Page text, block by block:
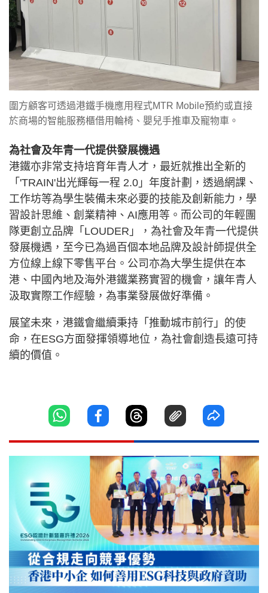
圍方顧客可透過港鐵手機應用程式MTR Mobile預約或直接
於商場的智能服務櫃借用輪椅、嬰兒手推車及寵物車。
為社會及年青一代提供發展機遇
港鐵亦非常支持培育年青人才，最近就推出全新的
「'TRAIN'出光輝每一程 2.0」年度計劃，透過網課、
工作坊等為學生裝備未來必要的技能及創新能力，學
習設計思維、創業精神、AI應用等。而公司的年輕團
隊更創立品牌「LOUDER」，為社會及年青一代提供
發展機遇，至今已為過百個本地品牌及設計師提供全
方位線上線下零售平台。公司亦為大學生提供在本
港、中國內地及海外港鐵業務實習的機會，讓年青人
汲取實際工作經驗，為事業發展做好準備。
展望未來，港鐵會繼續秉持「推動城市前行」的使
命，在ESG方面發揮領導地位，為社會創造長遠可持
續的價值。